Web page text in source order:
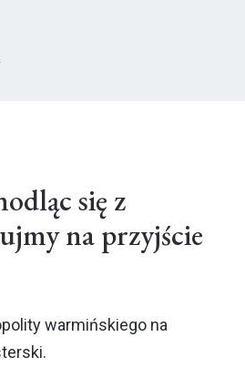
się z
na przyjście
warmińskiego na